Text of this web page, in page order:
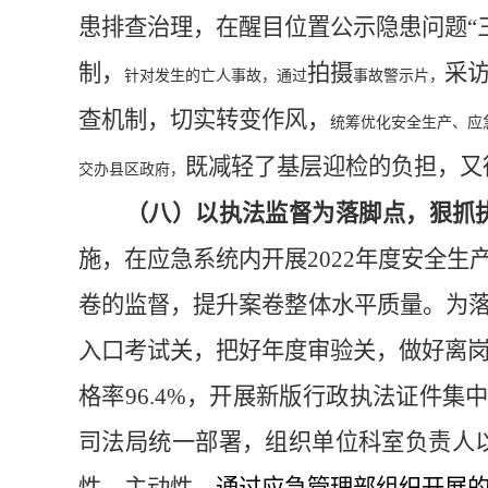
患排查治理，在醒目位置公示隐患问题“
制，
针对发生的亡人事故，通过拍摄事故警示片， 采
查机制，切实转变作风，
统筹优化安全生产、
交办县区政府， 既减轻了基层迎检的负担，
（八）以执法监督为落脚点，狠
施，在应急系统内开展2022年度安全生
卷的监督，提升案卷整体水平质量。为
入口考试关，把好年度审验关，做好离
格率96.4%，开展新版行政执法证件集
司法局统一部署，组织单位科室负责